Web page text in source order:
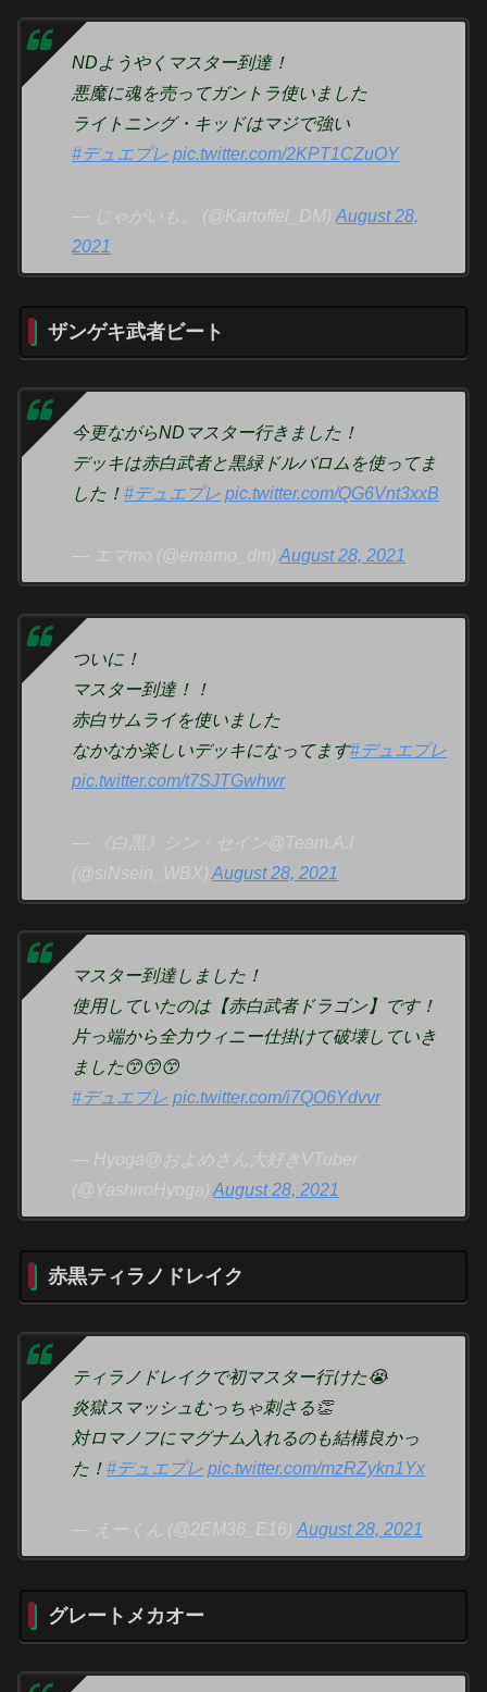
NDようやくマスター到達！
悪魔に魂を売ってガントラ使いました
ライトニング・キッドはマジで強い
#デュエプレ pic.twitter.com/2KPT1CZuOY
— じゃがいも。 (@Kartoffel_DM)August 28,
2021
ザンゲキ武者ビート
今更ながらNDマスター行きました！
デッキは赤白武者と黒緑ドルバロムを使ってま
した！#デュエプレ pic.twitter.com/QG6Vnt3xxB
— エマmo (@emamo_dm)August 28, 2021
ついに！
マスター到達！！
赤白サムライを使いました
なかなか楽しいデッキになってます#デュエプレ
pic.twitter.com/t7SJTGwhwr
— 《白黒》シン・セイン@Team.A.I
(@siNsein_WBX)August 28, 2021
マスター到達しました！
使用していたのは【赤白武者ドラゴン】です！
片っ端から全力ウィニー仕掛けて破壊していき
ました😙😙😙
#デュエプレ pic.twitter.com/i7QO6Ydvvr
— Hyoga@およめさん大好きVTuber
(@YashiroHyoga)August 28, 2021
赤黒ティラノドレイク
ティラノドレイクで初マスター行けた😭
炎獄スマッシュむっちゃ刺さる👏
対ロマノフにマグナム入れるのも結構良かっ
た！#デュエプレ pic.twitter.com/mzRZykn1Yx
— えーくん (@2EM36_E16)August 28, 2021
グレートメカオー